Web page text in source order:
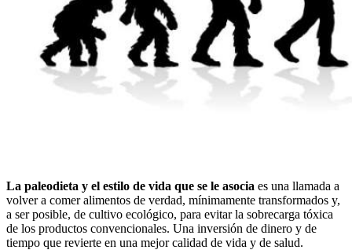
La paleodieta y el estilo de vida que se le asocia es una llamada a
volver a comer alimentos de verdad, mínimamente transformados y,
a ser posible, de cultivo ecológico, para evitar la sobrecarga tóxica
de los productos convencionales. Una inversión de dinero y de
tiempo que revierte en una mejor calidad de vida y de salud.